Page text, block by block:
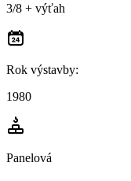
3/8 + výťah
Rok výstavby:
1980
Panelová